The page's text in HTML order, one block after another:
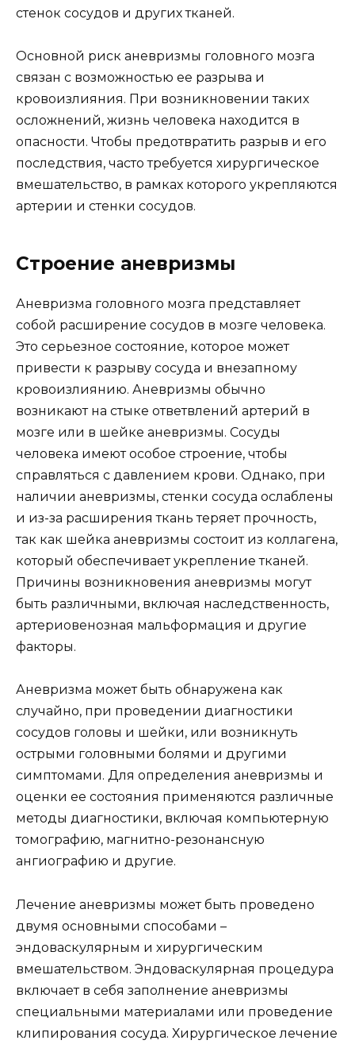
стенок сосудов и других тканей.
Основной риск аневризмы головного мозга
связан с возможностью ее разрыва и
кровоизлияния. При возникновении таких
осложнений, жизнь человека находится в
опасности. Чтобы предотвратить разрыв и его
последствия, часто требуется хирургическое
вмешательство, в рамках которого укрепляются
артерии и стенки сосудов.
Строение аневризмы
Аневризма головного мозга представляет
собой расширение сосудов в мозге человека.
Это серьезное состояние, которое может
привести к разрыву сосуда и внезапному
кровоизлиянию. Аневризмы обычно
возникают на стыке ответвлений артерий в
мозге или в шейке аневризмы. Сосуды
человека имеют особое строение, чтобы
справляться с давлением крови. Однако, при
наличии аневризмы, стенки сосуда ослаблены
и из-за расширения ткань теряет прочность,
так как шейка аневризмы состоит из коллагена,
который обеспечивает укрепление тканей.
Причины возникновения аневризмы могут
быть различными, включая наследственность,
артериовенозная мальформация и другие
факторы.
Аневризма может быть обнаружена как
случайно, при проведении диагностики
сосудов головы и шейки, или возникнуть
острыми головными болями и другими
симптомами. Для определения аневризмы и
оценки ее состояния применяются различные
методы диагностики, включая компьютерную
томографию, магнитно-резонансную
ангиографию и другие.
Лечение аневризмы может быть проведено
двумя основными способами –
эндоваскулярным и хирургическим
вмешательством. Эндоваскулярная процедура
включает в себя заполнение аневризмы
специальными материалами или проведение
клипирования сосуда. Хирургическое лечение